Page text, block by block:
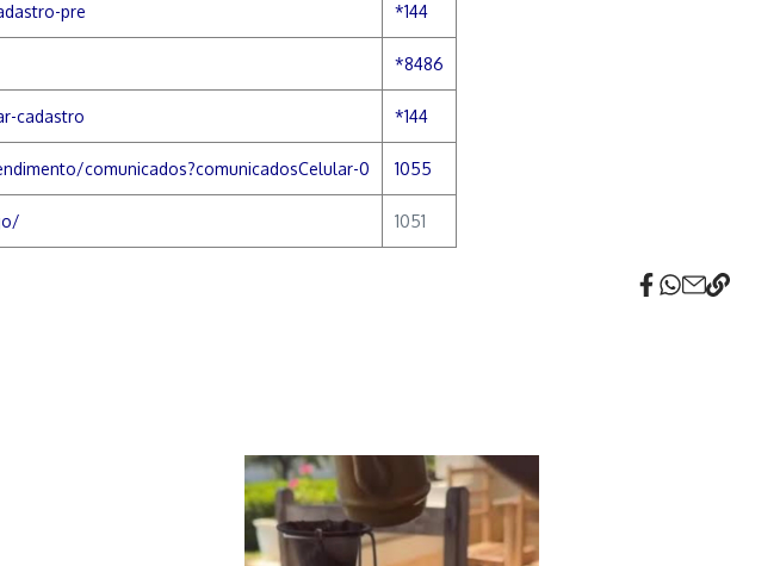
pre *144
*8486
cadastro *144
comunicados?comunicadosCelular-0 1055
1051